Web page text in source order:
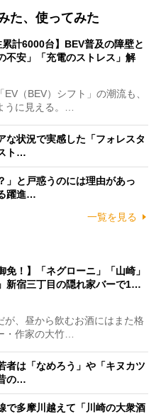
た、使ってみた
累計6000台】BEV普及の障壁と
不安」「充電のストレス」解
（BEV）シフト」の潮流も、
うに見える。…
な状況で実感した「フォレスタ
ト…
」と戸惑うのには理由があっ
躍進…
一覧を見る
免！】「ネグローニ」「山崎」
新宿三丁目の隠れ家バーで1…
、昼から飲むお酒にはまた格
作家の大竹…
者は「なめろう」や「キヌカツ
の…
で多摩川越えて「川崎の大衆酒